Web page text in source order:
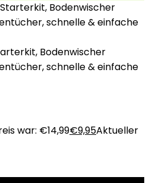
Bodenwischer
schnelle & einfache
war: €14,99€9,95Aktueller